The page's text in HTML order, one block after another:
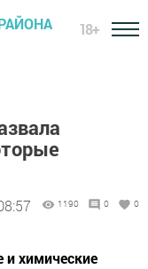
18+
1190 0 0
и химические